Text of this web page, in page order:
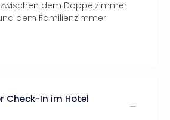
dem Doppelzimmer
dem Familienzimmer
Check-In im Hotel